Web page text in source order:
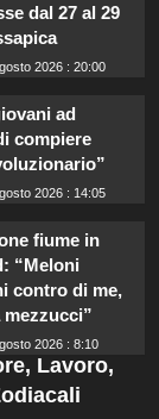
dal 27 al 29
2026 : 20:00
ad
compiere
2026 : 14:05
fiume in
“Meloni
contro di me,
2026 : 8:10
Lavoro,